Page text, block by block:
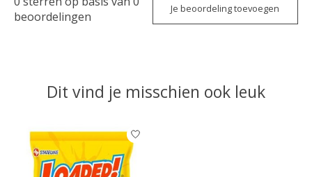
beoordelingen
Je beoordeling toevoegen
Dit vind je misschien ook leuk
Items van productcarrousel